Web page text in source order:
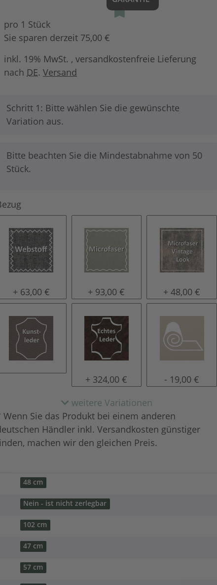
pro 1 Stück
Sie sparen derzeit 75,00 €
inkl. 19% MwSt. , versandkostenfreie Lieferung
nach DE. Versand
x
Schritt 1: Bitte wählen Sie die gewünschte
Variation aus.
x
Bitte beachten Sie die Mindestabnahme von 50
Stück.
Stoffbezug
+ 63,00 € Microfaser
+ 93,00 € Microfaser
+ 48,00 €
Kunstleder A-Rome
Echtleder
+ 324,00 €
- 19,00 €
weitere Variationen
Wenn Sie das Produkt bei einem anderen
Händler inkl. Versandkosten günstiger
machen wir den gleichen Preis.
48 cm
Nein - ist nicht zerlegbar
102 cm
47 cm
57 cm